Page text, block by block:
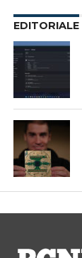
EDITORIALE